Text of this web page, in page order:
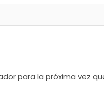
para la próxima vez